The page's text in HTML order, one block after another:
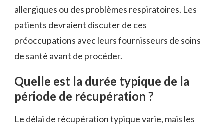
allergiques ou des problèmes respiratoires. Les
patients devraient discuter de ces
préoccupations avec leurs fournisseurs de soins
de santé avant de procéder.
Quelle est la durée typique de la
période de récupération ?
Le délai de récupération typique varie, mais les